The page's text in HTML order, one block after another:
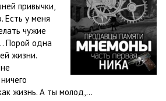
привычки,
Есть у меня
чужие
Порой одна
жизни.
жизнь. А ты молод,...